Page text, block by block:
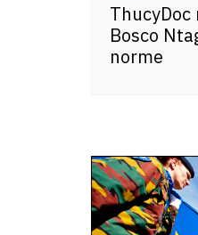
ThucyDoc
Bosco
norme